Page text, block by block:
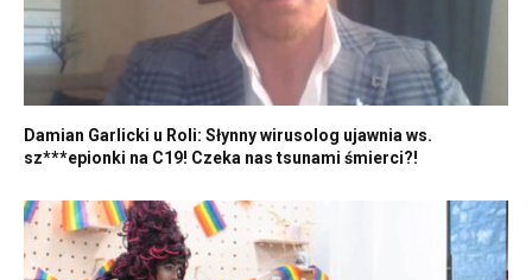
Damian Garlicki u Roli: Słynny wirusolog ujawnia ws.
sz***epionki na C19! Czeka nas tsunami śmierci?!